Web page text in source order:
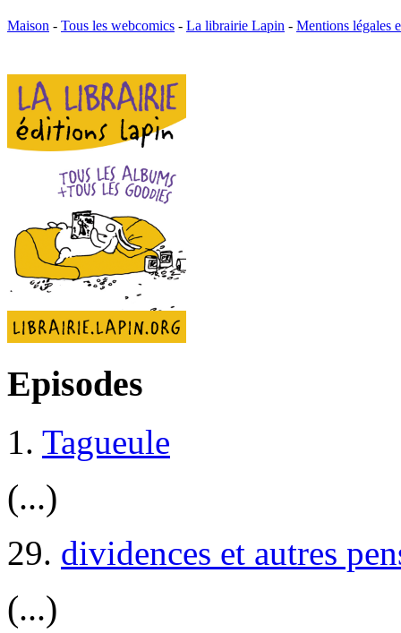
Maison - Tous les webcomics - La librairie Lapin - Mentions légales
Episodes
1. Tagueule
(...)
29. dividences et autres
(...)